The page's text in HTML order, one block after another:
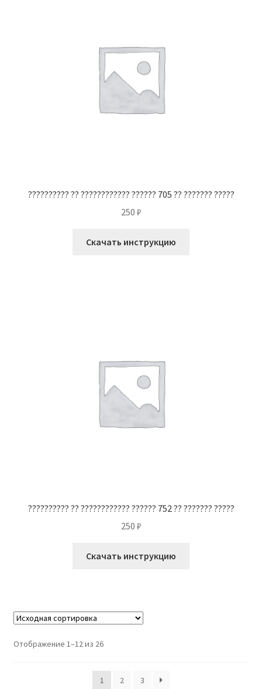
?????????? ?? ???????????? ?????? 705 ?? ??????? ?????
250 ₽
Скачать инструкцию
?????????? ?? ???????????? ?????? 752 ?? ??????? ?????
250 ₽
Скачать инструкцию
Отображение 1–12 из 26
1 2 3